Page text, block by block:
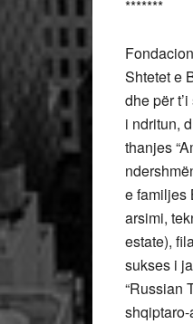
*******
Shtetet e
dhe për
i ndritun,
thanjes
e familjes
arsimi,
estate),
sukses i
“Russian